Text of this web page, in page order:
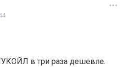
в три раза дешевле.